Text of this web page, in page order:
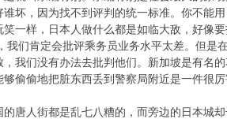
坏，因为找不到评判的统一标准。你不能
一样，日本人做什么都是如临大敌，好像
我们肯定会批评乘务员业务水平太差。但
我们没有办法去批判他们。新加坡是有名
偷偷地把脏东西丢到警察局附近是一件很
唐人街都是乱七八糟的，而旁边的日本城